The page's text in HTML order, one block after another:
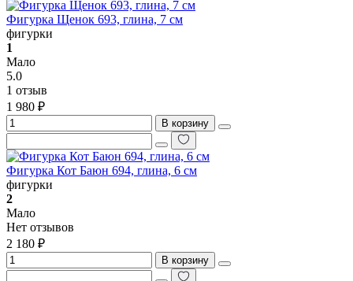
Фигурка Щенок 693, глина, 7 см
фигурки
1
Мало
5.0
1 отзыв
1 980 ₽
В корзину
Фигурка Кот Баюн 694, глина, 6 см
фигурки
2
Мало
Нет отзывов
2 180 ₽
В корзину